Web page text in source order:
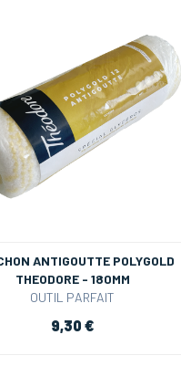
ANTIGOUTTE POLYGOLD
THEODORE - 180MM
OUTIL PARFAIT
9,30 €